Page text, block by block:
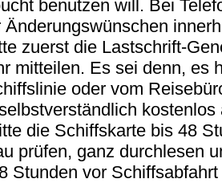
benutzen will. Bei
zuerst die Lastschrift-
mitteilen. Es sei denn, es
oder vom
kostenlos
die Schiffskarte bis 48
prüfen, ganz durchlesen
Stunden vor